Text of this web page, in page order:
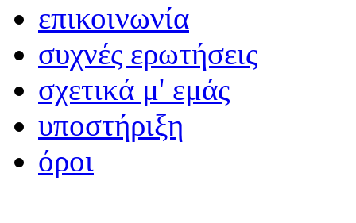
επικοινωνία
συχνές ερωτήσεις
σχετικά μ' εμάς
υποστήριξη
όροι